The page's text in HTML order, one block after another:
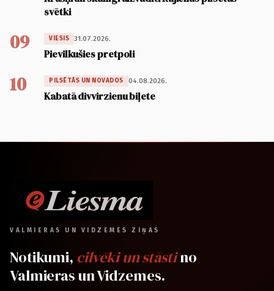
svētki
09 VIESIS 31.07.2026.
Pievilkušies pretpoli
10 PILSĒTĀS UN NOVADOS 04.08.2026.
Kabatā divvirzienu biļete
VALMIERAS UN VIDZEMES ZIŅAS
Notikumi, cilvēki un stāstino
Valmieras un Vidzemes.